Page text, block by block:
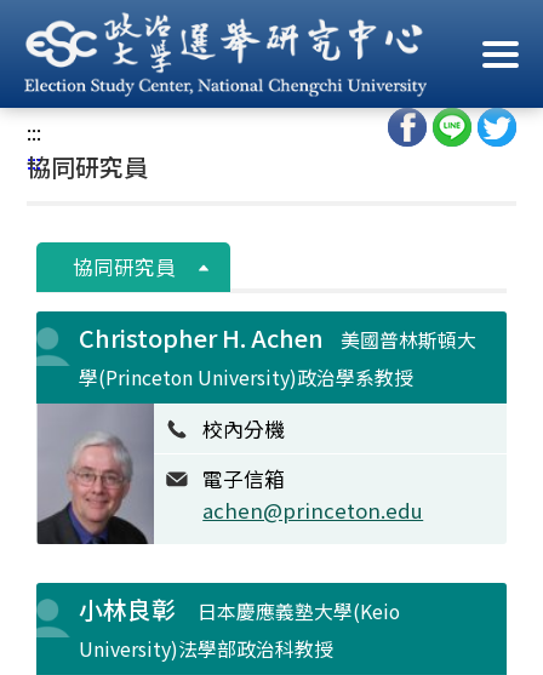
到
主
要
內
容
首頁/ 中心人員/ 協同研究員
:::
:::
協同研究員
協同研究員
Christopher H. Achen
美國普林斯頓大
學(Princeton University)政治學系教授
校內分機
電子信箱
achen@princeton.edu
小林良彰
日本慶應義塾大學(Keio
University)法學部政治科教授